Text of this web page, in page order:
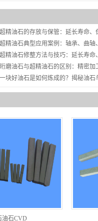
难题！
超精油石的存放与保管：延长寿命、
珩磨油石与超精油石的区别：精密加
油石CVD